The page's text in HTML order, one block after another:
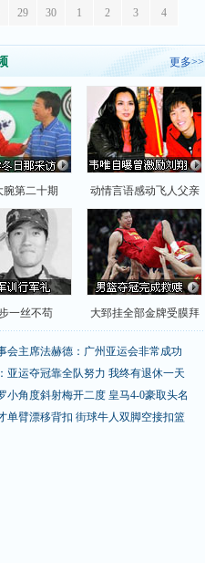
29 30 1 2 3 4
更多>>
腕第二十期 动情言语感动飞人父亲
一丝不苟 大郅挂全部金牌受膜拜
会主席法赫德：广州亚运会非常成功
亚运夺冠靠全队努力 我终有退休一天
小角度斜射梅开二度 皇马4-0豪取头名
单臂漂移背扣 街球牛人双脚空接扣篮